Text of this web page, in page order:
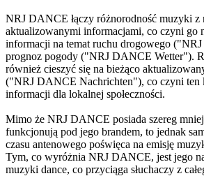
NRJ DANCE łączy różnorodność muzyki z
aktualizowanymi informacjami, co czyni go
informacji na temat ruchu drogowego
prognoz pogody ("NRJ DANCE Wetter").
również cieszyć się na bieżąco
("NRJ DANCE Nachrichten"), co czyni ten
informacji dla lokalnej społeczności.
Mimo że NRJ DANCE posiada szereg
funkcjonują pod jego brandem, to jednak
czasu antenowego poświęca na emisję
Tym, co wyróżnia NRJ DANCE, jest jego
muzyki dance, co przyciąga słuchaczy z